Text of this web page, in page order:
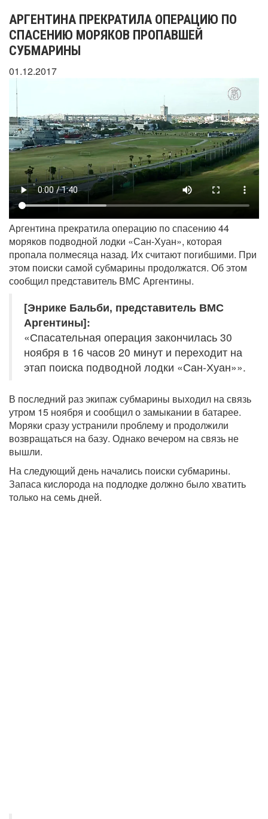
АРГЕНТИНА ПРЕКРАТИЛА ОПЕРАЦИЮ ПО
СПАСЕНИЮ МОРЯКОВ ПРОПАВШЕЙ
СУБМАРИНЫ
01.12.2017
Аргентина прекратила операцию по спасению 44
моряков подводной лодки «Сан-Хуан», которая
пропала полмесяца назад. Их считают погибшими. При
этом поиски самой субмарины продолжатся. Об этом
сообщил представитель ВМС Аргентины.
[Энрике Бальби, представитель ВМС
Аргентины]:
«Спасательная операция закончилась 30
ноября в 16 часов 20 минут и переходит на
этап поиска подводной лодки «Сан-Хуан»».
В последний раз экипаж субмарины выходил на связь
утром 15 ноября и сообщил о замыкании в батарее.
Моряки сразу устранили проблему и продолжили
возвращаться на базу. Однако вечером на связь не
вышли.
На следующий день начались поиски субмарины.
Запаса кислорода на подлодке должно было хватить
только на семь дней.